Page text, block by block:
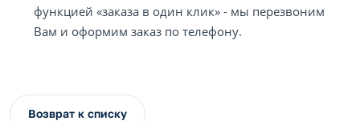
функцией «заказа в один клик» - мы перезвоним
Вам и оформим заказ по телефону.
Возврат к списку